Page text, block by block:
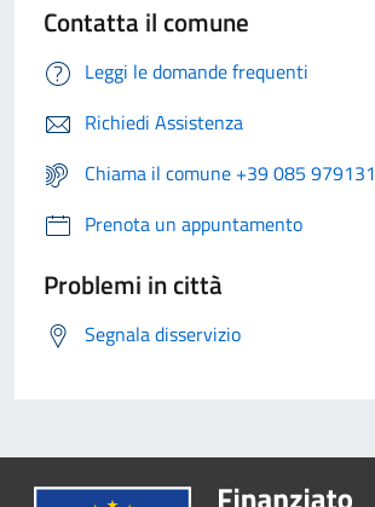
Contatta il comune
Leggi le domande frequenti
Richiedi Assistenza
Chiama il comune +39 085 979131
Prenota un appuntamento
Problemi in città
Segnala disservizio